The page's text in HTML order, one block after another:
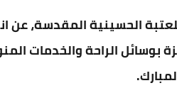
الحسينية المقدسة، عن
بوسائل الراحة والخدمات